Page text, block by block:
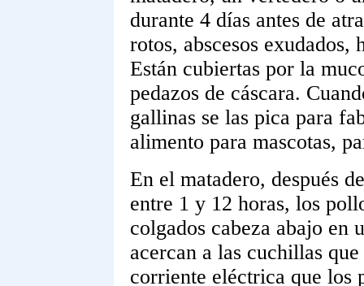
durante 4 días antes de
rotos, abscesos
Están cubiertas por la
pedazos de cáscara.
gallinas se las pica para
alimento para mascotas,
En el matadero, después
entre 1 y 12 horas, los
colgados cabeza abajo
acercan a las cuchillas
corriente eléctrica que los